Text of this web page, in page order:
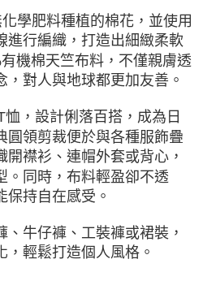
供之「AFTEE先享後付」服務完成之交
人資料，並將交易相關給付款項請求債
覽以下網址：
申辦者引起之損失，本公司不負相關責
將依據個別帳號之用戶狀況，依本公司即
額度不足之情形，本公司將視審查結果
人資訊註冊。若發現惡意使用之情形，
用戶之使用額度並採取法律行動。
學肥料種植的棉花，並使用
進行編織，打造出細緻柔軟
機棉天竺布料，不僅親膚透
對人與地球都更加友善。
，設計俐落百搭，成為日
圓領剪裁便於與各種服飾疊
襟衫、連帽外套或背心，
。同時，布料輕盈卻不透
保持自在感受。
牛仔褲、工裝褲或裙裝，
輕鬆打造個人風格。